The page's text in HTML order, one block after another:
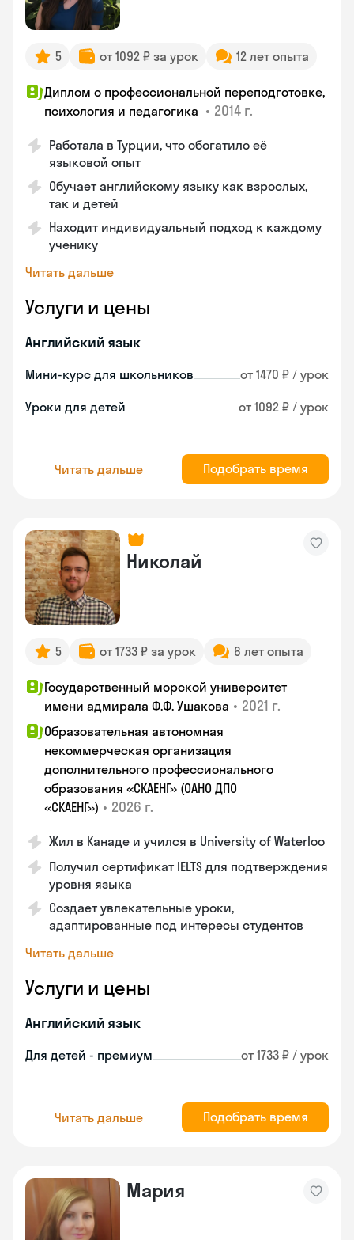
5 от 1092 ₽ за урок 12 лет опыта
Диплом о профессиональной переподготовке,
психология и педагогика • 2014 г.
Работала в Турции, что обогатило её
языковой опыт
Обучает английскому языку как взрослых,
так и детей
Находит индивидуальный подход к каждому
ученику
Читать дальше
Услуги и цены
Английский язык
Мини-курс для школьников от 1470 ₽ / урок
Уроки для детей от 1092 ₽ / урок
Читать дальше Подобрать время
Николай
5 от 1733 ₽ за урок 6 лет опыта
Государственный морской университет
имени адмирала Ф.Ф. Ушакова • 2021 г.
Образовательная автономная
некоммерческая организация
дополнительного профессионального
образования «СКАЕНГ» (ОАНО ДПО
«СКАЕНГ») • 2026 г.
Жил в Канаде и учился в University of Waterloo
Получил сертификат IELTS для подтверждения
уровня языка
Создает увлекательные уроки,
адаптированные под интересы студентов
Читать дальше
Услуги и цены
Английский язык
Для детей - премиум от 1733 ₽ / урок
Читать дальше Подобрать время
Мария